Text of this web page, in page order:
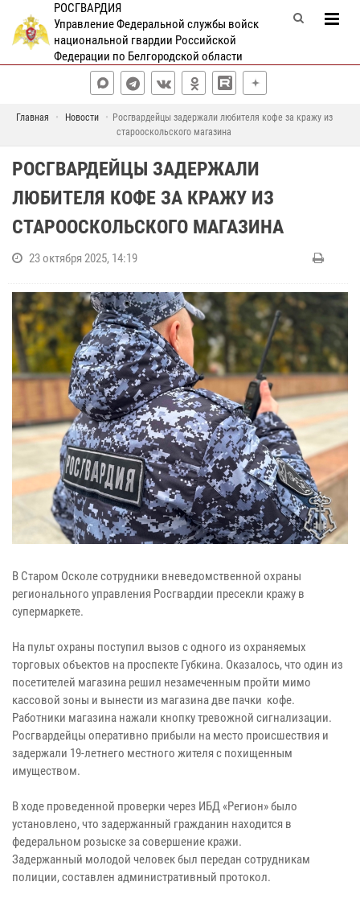
РОСГВАРДИЯ
Управление Федеральной службы войск
национальной гвардии Российской
Федерации по Белгородской области
Главная Новости
Росгвардейцы задержали любителя кофе за кражу из
старооскольского магазина
РОСГВАРДЕЙЦЫ ЗАДЕРЖАЛИ
ЛЮБИТЕЛЯ КОФЕ ЗА КРАЖУ ИЗ
СТАРООСКОЛЬСКОГО МАГАЗИНА
23 октября 2025, 14:19
В Старом Осколе сотрудники вневедомственной охраны
регионального управления Росгвардии пресекли кражу в
супермаркете.
На пульт охраны поступил вызов с одного из охраняемых
торговых объектов на проспекте Губкина. Оказалось, что один из
посетителей магазина решил незамеченным пройти мимо
кассовой зоны и вынести из магазина две пачки кофе.
Работники магазина нажали кнопку тревожной сигнализации.
Росгвардейцы оперативно прибыли на место происшествия и
задержали 19-летнего местного жителя с похищенным
имуществом.
В ходе проведенной проверки через ИБД «Регион» было
установлено, что задержанный гражданин находится в
федеральном розыске за совершение кражи.
Задержанный молодой человек был передан сотрудникам
полиции, составлен административный протокол.